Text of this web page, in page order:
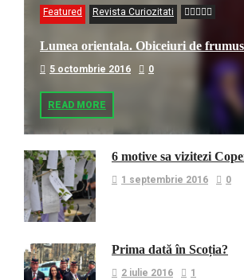
Featured Revista Curiozitati
Lumea orientala. Obiceiuri de
5 octombrie 2016 0
READ MORE
6 motive sa vizitezi
1 septembrie 2016 0
Prima dată în Scoția?
2 iulie 2016 1